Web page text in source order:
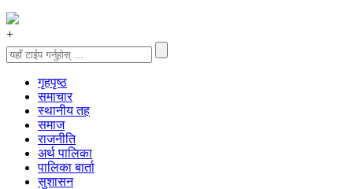
+
गृहपृष्‍ठ
समाचार
स्थानीय तह
समाज
राजनीति
अर्थ पालिका
पालिका बार्ता
सुशासन